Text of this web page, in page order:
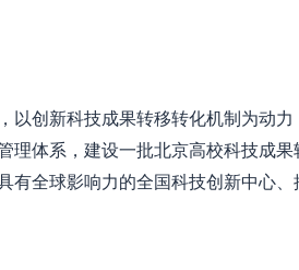
以创新科技成果转移转化机制为动力
理体系，建设一批北京高校科技成
有全球影响力的全国科技创新中心